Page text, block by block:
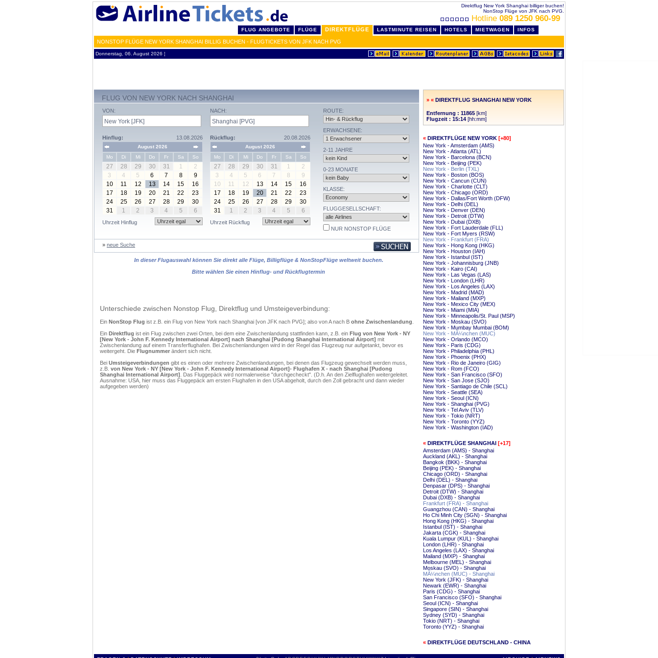
Direktflug New York Shanghai billiger buchen!
NonStop Flüge von JFK nach PVG.
Hotline 089 1250 960-99
FLUG ANGEBOTE FLÜGE DIREKTFLÜGE LASTMINUTE REISEN HOTELS MIETWAGEN INFOS
NONSTOP FLÜGE NEW YORK SHANGHAI BILLIG BUCHEN - FLUGTICKETS VON JFK NACH PVG
Donnerstag, 06. August 2026 ¦
FLUG VON NEW YORK NACH SHANGHAI
VON:
Hinflug: 13.08.2026
August 2026
Mo
Di Mi Do Fr Sa So
27 28 29 30 31 1
2
3
4 5 6 7 8
9
10
11 12 13 14 15
16
17
18 19 20 21 22
23
24
25 26 27 28 29
30
31
1 2 3 4 5 6
Uhrzeit Hinflug
NACH:
Rückflug: 20.08.2026
August 2026
Mo
Di Mi Do Fr Sa So
27 28 29 30 31 1
2
3
4 5 6 7 8
9
10
11 12 13 14 15
16
17
18 19 20 21 22
23
24
25 26 27 28 29
30
31
1 2 3 4 5 6
Uhrzeit Rückflug
ROUTE:
ERWACHSENE:
2-11 JAHRE
0-23 MONATE
KLASSE:
FLUGGESELLSCHAFT:
NUR NONSTOP FLÜGE
» neue Suche
In dieser Flugauswahl können Sie direkt alle Flüge, Billigflüge & NonStopFlüge weltweit buchen.
Bitte wählen Sie einen Hinflug- und Rückflugtermin
Unterschiede zwischen Nonstop Flug, Direktflug und Umsteigeverbindung:
Ein NonStop Flug ist z.B. ein Flug von New York nach Shanghai [von JFK nach PVG]; also von A nach B ohne Zwischenlandung
Ein Direktflug ist ein Flug zwischen zwei Orten, bei dem eine Zwischenlandung stattfinden kann, z.B. ein Flug von New York - NY
[New York - John F. Kennedy International Airport] nach Shanghai [Pudong Shanghai International Airport] mit
Zwischenlandung auf einem Transferflughafen. Bei Zwischenlandungen wird in der Regel das Flugzeug nur aufgetankt, bevor es
weitergeht. Die Flugnummer ändert sich nicht.
Bei Umsteigeverbindungen gibt es einen oder mehrere Zwischenlandungen, bei denen das Flugzeug gewechselt werden muss,
z.B. von New York - NY [New York - John F. Kennedy International Airport]- Flughafen X - nach Shanghai [Pudong
Shanghai International Airport] . Das Fluggepäck wird normalerweise "durchgecheckt". (D.h. An den Zielflughafen weitergeleitet.
Ausnahme: USA, hier muss das Fluggepäck am ersten Flughafen in den USA abgeholt, durch den Zoll gebracht und dann wieder
aufgegeben werden)
» « DIREKTFLUG SHANGHAI NEW YORK
Entfernung : 11865 [km]
Flugzeit : 15:14 [hh:mm]
« DIREKTFLÜGE NEW YORK [+80]
New York - Amsterdam (AMS)
New York - Atlanta (ATL)
New York - Barcelona (BCN)
New York - Beijing (PEK)
New York - Berlin (TXL)
New York - Boston (BOS)
New York - Cancun (CUN)
New York - Charlotte (CLT)
New York - Chicago (ORD)
New York - Dallas/Fort Worth (DFW)
New York - Delhi (DEL)
New York - Denver (DEN)
New York - Detroit (DTW)
New York - Dubai (DXB)
New York - Fort Lauderdale (FLL)
New York - Fort Myers (RSW)
New York - Frankfurt (FRA)
New York - Hong Kong (HKG)
New York - Houston (IAH)
New York - Istanbul (IST)
New York - Johannisburg (JNB)
New York - Kairo (CAI)
New York - Las Vegas (LAS)
New York - London (LHR)
New York - Los Angeles (LAX)
New York - Madrid (MAD)
New York - Mailand (MXP)
New York - Mexico City (MEX)
New York - Miami (MIA)
New York - Minneapolis/St. Paul (MSP)
New York - Moskau (SVO)
New York - Mumbay Mumbai (BOM)
New York - MÃ¼nchen (MUC)
New York - Orlando (MCO)
New York - Paris (CDG)
New York - Philadelphia (PHL)
New York - Phoenix (PHX)
New York - Rio de Janeiro (GIG)
New York - Rom (FCO)
New York - San Francisco (SFO)
New York - San Jose (SJO)
New York - Santiago de Chile (SCL)
New York - Seattle (SEA)
New York - Seoul (ICN)
New York - Shanghai (PVG)
New York - Tel Aviv (TLV)
New York - Tokio (NRT)
New York - Toronto (YYZ)
New York - Washington (IAD)
« DIREKTFLÜGE SHANGHAI [+17]
Amsterdam (AMS) - Shanghai
Auckland (AKL) - Shanghai
Bangkok (BKK) - Shanghai
Beijing (PEK) - Shanghai
Chicago (ORD) - Shanghai
Delhi (DEL) - Shanghai
Denpasar (DPS) - Shanghai
Detroit (DTW) - Shanghai
Dubai (DXB) - Shanghai
Frankfurt (FRA) - Shanghai
Guangzhou (CAN) - Shanghai
Ho Chi Minh City (SGN) - Shanghai
Hong Kong (HKG) - Shanghai
Istanbul (IST) - Shanghai
Jakarta (CGK) - Shanghai
Kuala Lumpur (KUL) - Shanghai
London (LHR) - Shanghai
Los Angeles (LAX) - Shanghai
Mailand (MXP) - Shanghai
Melbourne (MEL) - Shanghai
Moskau (SVO) - Shanghai
MÃ¼nchen (MUC) - Shanghai
New York (JFK) - Shanghai
Newark (EWR) - Shanghai
Paris (CDG) - Shanghai
San Francisco (SFO) - Shanghai
Seoul (ICN) - Shanghai
Singapore (SIN) - Shanghai
Sydney (SYD) - Shanghai
Tokio (NRT) - Shanghai
Toronto (YYZ) - Shanghai
« DIREKTFLÜGE DEUTSCHLAND - CHINA